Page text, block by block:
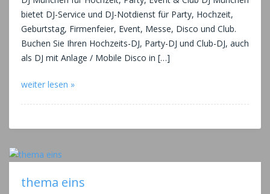
bietet DJ-Service und DJ-Notdienst für Party, Hochzeit,
Geburtstag, Firmenfeier, Event, Messe, Disco und Club.
Buchen Sie Ihren Hochzeits-DJ, Party-DJ und Club-DJ, auch
als DJ mit Anlage / Mobile Disco in […]
weiter lesen »
thema eins